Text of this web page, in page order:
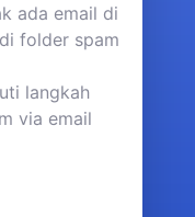
ada email di
folder spam
langkah
via email